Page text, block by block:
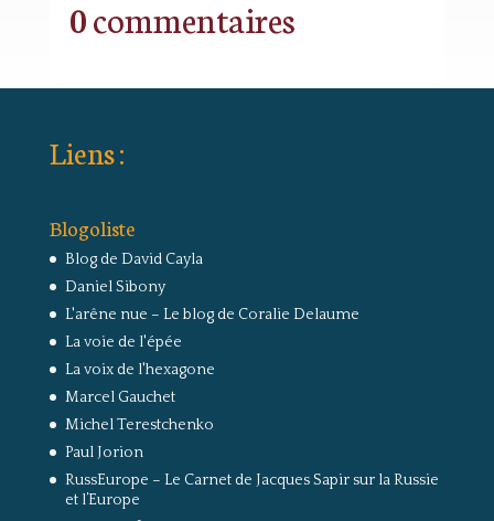
0 commentaires
Liens :
Blogoliste
Blog de David Cayla
Daniel Sibony
L'arêne nue – Le blog de Coralie Delaume
La voie de l'épée
La voix de l'hexagone
Marcel Gauchet
Michel Terestchenko
Paul Jorion
RussEurope – Le Carnet de Jacques Sapir sur la Russie
et l’Europe